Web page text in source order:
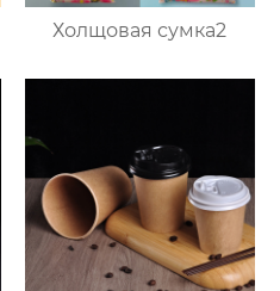
Холщовая сумка2